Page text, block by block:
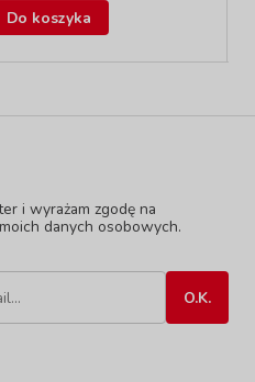
Do koszyka
i wyrażam zgodę na
danych osobowych.